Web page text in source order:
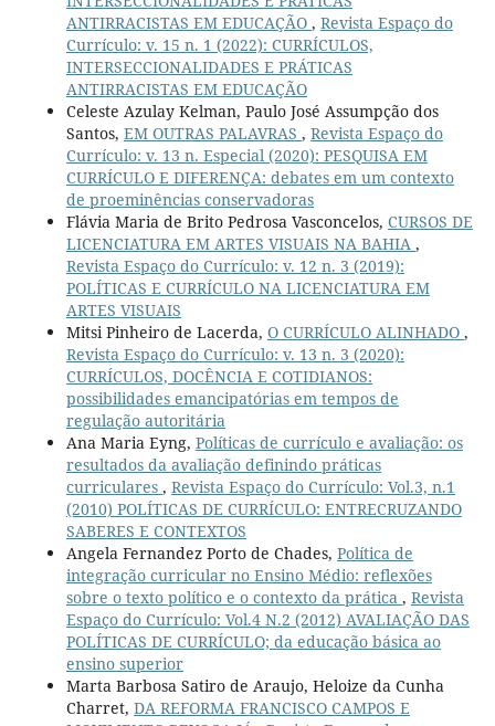
ANTIRRACISTAS EM EDUCAÇÃO , Revista Espaço do
Currículo: v. 15 n. 1 (2022): CURRÍCULOS,
INTERSECCIONALIDADES E PRÁTICAS
ANTIRRACISTAS EM EDUCAÇÃO
Celeste Azulay Kelman, Paulo José Assumpção dos
Santos, EM OUTRAS PALAVRAS , Revista Espaço do
Currículo: v. 13 n. Especial (2020): PESQUISA EM
CURRÍCULO E DIFERENÇA: debates em um contexto
de proeminências conservadoras
Flávia Maria de Brito Pedrosa Vasconcelos, CURSOS DE
LICENCIATURA EM ARTES VISUAIS NA BAHIA ,
Revista Espaço do Currículo: v. 12 n. 3 (2019):
POLÍTICAS E CURRÍCULO NA LICENCIATURA EM
ARTES VISUAIS
Mitsi Pinheiro de Lacerda, O CURRÍCULO ALINHADO ,
Revista Espaço do Currículo: v. 13 n. 3 (2020):
CURRÍCULOS, DOCÊNCIA E COTIDIANOS:
possibilidades emancipatórias em tempos de
regulação autoritária
Ana Maria Eyng, Políticas de currículo e avaliação: os
resultados da avaliação definindo práticas
curriculares , Revista Espaço do Currículo: Vol.3, n.1
(2010) POLÍTICAS DE CURRÍCULO: ENTRECRUZANDO
SABERES E CONTEXTOS
Angela Fernandez Porto de Chades, Política de
integração curricular no Ensino Médio: reflexões
sobre o texto político e o contexto da prática , Revista
Espaço do Currículo: Vol.4 N.2 (2012) AVALIAÇÃO DAS
POLÍTICAS DE CURRÍCULO; da educação básica ao
ensino superior
Marta Barbosa Satiro de Araujo, Heloize da Cunha
Charret, DA REFORMA FRANCISCO CAMPOS E